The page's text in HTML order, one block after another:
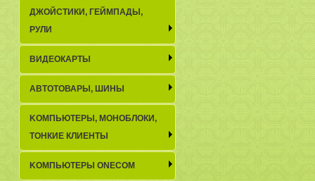
ДЖОЙСТИКИ, ГЕЙМПАДЫ,
РУЛИ
ВИДЕОКАРТЫ
АВТОТОВАРЫ, ШИНЫ
KОМПЬЮТЕРЫ, МОНОБЛОКИ,
ТОНКИЕ КЛИЕНТЫ
KОМПЬЮТЕРЫ ONECOM